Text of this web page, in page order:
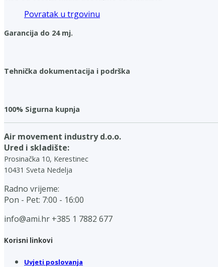
Povratak u trgovinu
Garancija do 24 mj.
Tehnička dokumentacija i podrška
100% Sigurna kupnja
Air movement industry d.o.o.
Ured i skladište:
Prosinačka 10, Kerestinec
10431 Sveta Nedelja
Radno vrijeme:
Pon - Pet: 7:00 - 16:00
info@ami.hr +385 1 7882 677
Korisni linkovi
Uvjeti poslovanja